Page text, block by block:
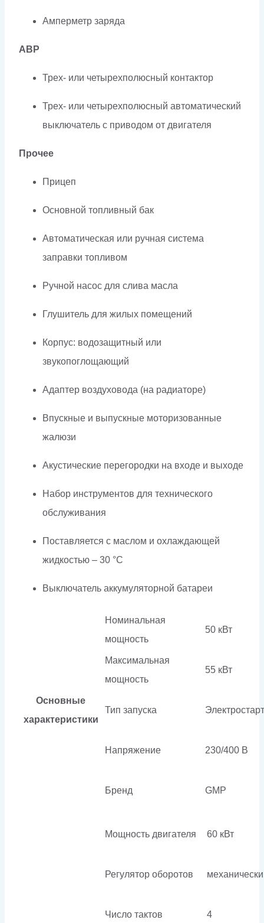
Амперметр заряда
АВР
Трех- или четырехполюсный контактор
Трех- или четырехполюсный автоматический
выключатель с приводом от двигателя
Прочее
Прицеп
Основной топливный бак
Автоматическая или ручная система
заправки топливом
Ручной насос для слива масла
Глушитель для жилых помещений
Корпус: водозащитный или
звукопоглощающий
Адаптер воздуховода (на радиаторе)
Впускные и выпускные моторизованные
жалюзи
Акустические перегородки на входе и выходе
Набор инструментов для технического
обслуживания
Поставляется с маслом и охлаждающей
жидкостью – 30 °C
Выключатель аккумуляторной батареи
Основные
характеристики
Номинальная
мощность
50 кВт
Максимальная
мощность
55 кВт
Тип запуска
Напряжение 230/400 В
Бренд GMP
Мощность двигателя 60 кВт
Регулятор оборотов
Число тактов 4